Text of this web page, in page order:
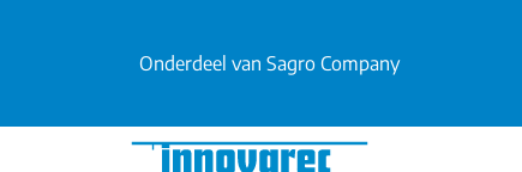
Onderdeel van Sagro Company